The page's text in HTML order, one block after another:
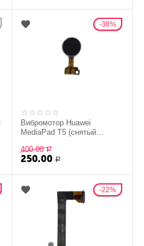
38%
Вибромотор Huawei
MediaPad T5 (снятый
400.00 Р
250.00 Р
22%